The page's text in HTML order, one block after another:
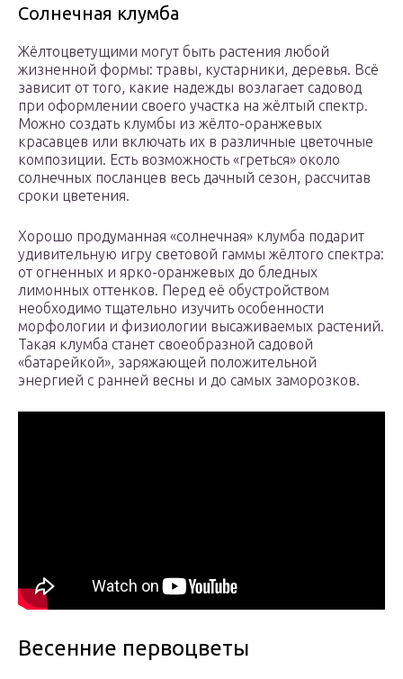
Солнечная клумба
Жёлтоцветущими могут быть растения любой
жизненной формы: травы, кустарники, деревья. Всё
зависит от того, какие надежды возлагает садовод
при оформлении своего участка на жёлтый спектр.
Можно создать клумбы из жёлто-оранжевых
красавцев или включать их в различные цветочные
композиции. Есть возможность «греться» около
солнечных посланцев весь дачный сезон, рассчитав
сроки цветения.
Хорошо продуманная «солнечная» клумба подарит
удивительную игру световой гаммы жёлтого спектра:
от огненных и ярко-оранжевых до бледных
лимонных оттенков. Перед её обустройством
необходимо тщательно изучить особенности
морфологии и физиологии высаживаемых растений.
Такая клумба станет своеобразной садовой
«батарейкой», заряжающей положительной
энергией с ранней весны и до самых заморозков.
Весенние первоцветы